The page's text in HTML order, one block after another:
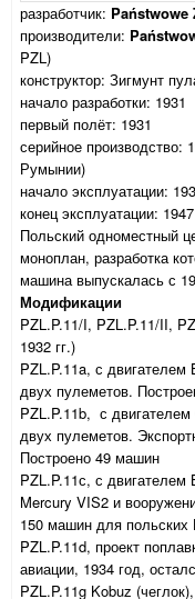
разработчик: Państwowe
производители:
PZL)
конструктор: Зигмунт
начало разработки: 1931
первый полёт: 1931
серийное производство:
Румынии)
начало эксплуатации:
конец эксплуатации:
Польский одноместный
моноплан, разработка
машина выпускалась с
Модификации
PZL.P.11/I, PZL.P.11/II,
1932 гг.)
PZL.P.11a, с
двух пулеметов.
PZL.P.11b, с
двух пулеметов.
Построено 49 машин
PZL.P.11с, с
Mercury VIS2 и
150 машин для
PZL.P.11d, проект
авиации, 1934 год,
PZL.P.11g Kobuz